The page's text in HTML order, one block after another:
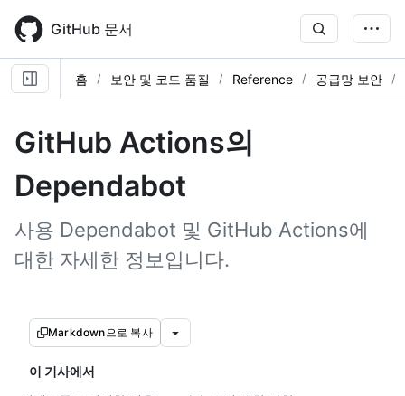
main
content
GitHub 문서
홈 보안 및 코드 품질 Reference 공급망 보안
GitHub Actions의
Dependabot
사용 Dependabot 및 GitHub Actions에
대한 자세한 정보입니다.
Markdown으로 복사
이 기사에서